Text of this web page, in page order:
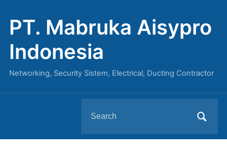
PT. Mabruka Aisypro
Indonesia
Networking, Security Sistem, Electrical, Ducting Contractor
for: